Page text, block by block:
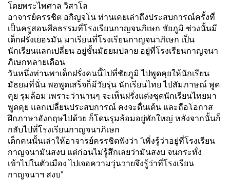
โดยพระไพศาล วิสาโล
อาจารย์ครรชิต อกิญจโน ท่านเคยเล่าถึงประสบการณ์ครั้งที่
เป็นครูสอนศีลธรรมที่โรงเรียนกาญจนภิเษก ชัยภูมิ ช่วงนั้นมี
เด็กฝรั่งเยอรมัน มาเรียนที่โรงเรียนกาญจนาภิเษก เป็น
นักเรียนแลกเปลี่ยน อยู่ชั้นมัธยมปลาย อยู่ที่โรงเรียนกาญจนา
ภิเษกหลายเดือน
วันหนึ่งท่านพาเด็กฝรั่งคนนี้ไปที่ชัยภูมิ ไปพูดคุยให้นักเรียน
มัธยมที่นั่น พอพูดเสร็จก็มีวัยรุ่น นักเรียนไทย ไปสัมภาษณ์ พูด
คุย รุมล้อม เพราะว่านานๆ จะเห็นฝรั่งแต่งชุดนักเรียนไทยมา
พูดคุย แลกเปลี่ยนประสบการณ์ คงจะตื่นเต้น และถือโอกาส
ฝึกภาษาอังกฤษไปด้วย ก็โดนรุมล้อมอยู่พักใหญ่ หลังจากนั้นก็
กลับไปที่โรงเรียนกาญจนาภิเษก
เด็กคนนั้นเล่าให้อาจารย์ครรชิตฟังว่า “เพิ่งรู้ว่าอยู่ที่โรงเรียน
กาญจนามันสงบ แต่ก่อนไม่รู้สึกเลยว่ามันสงบ จนกระทั่ง
เข้าไปในตัวเมือง ไปเจอความวุ่นวายจึงรู้ว่าที่โรงเรียน
กาญจนาฯ สงบ”